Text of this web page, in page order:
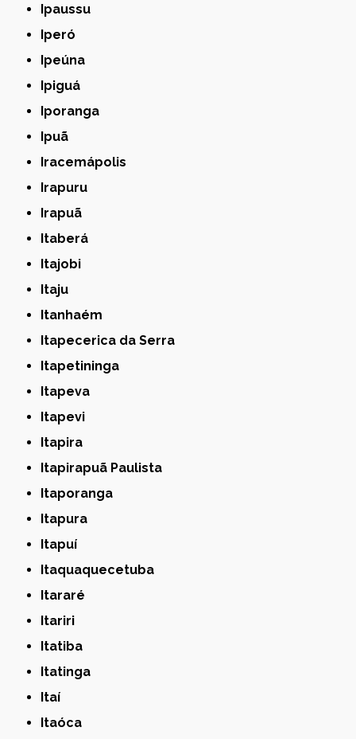
Ipaussu
Iperó
Ipeúna
Ipiguá
Iporanga
Ipuã
Iracemápolis
Irapuru
Irapuã
Itaberá
Itajobi
Itaju
Itanhaém
Itapecerica da Serra
Itapetininga
Itapeva
Itapevi
Itapira
Itapirapuã Paulista
Itaporanga
Itapura
Itapuí
Itaquaquecetuba
Itararé
Itariri
Itatiba
Itatinga
Itaí
Itaóca